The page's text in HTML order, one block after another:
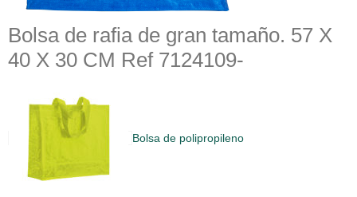
Bolsa de rafia de gran tamaño. 57 X
40 X 30 CM Ref 7124109-
Bolsa de polipropileno